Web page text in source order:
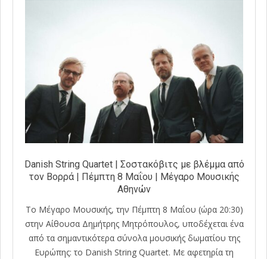
Danish String Quartet | Σοστακόβιτς με βλέμμα από
τον Βορρά | Πέμπτη 8 Μαΐου | Μέγαρο Μουσικής
Αθηνών
Το Μέγαρο Μουσικής, την Πέμπτη 8 Μαΐου (ώρα 20:30)
στην Αίθουσα Δημήτρης Μητρόπουλος, υποδέχεται ένα
από τα σημαντικότερα σύνολα μουσικής δωματίου της
Ευρώπης: το Danish String Quartet. Με αφετηρία τη